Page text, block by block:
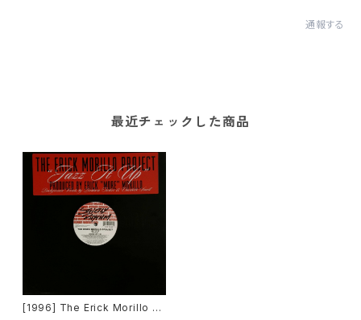
通報する
最近チェックした商品
[1996] The Erick Morillo Pr